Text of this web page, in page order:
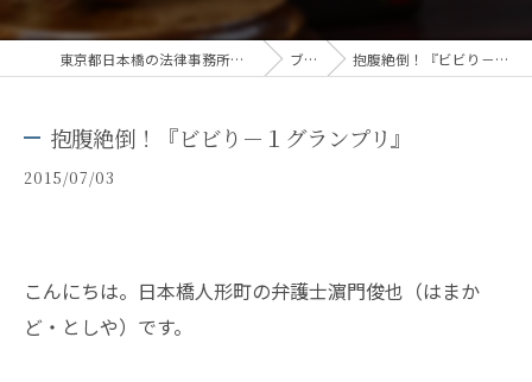
東京都日本橋の法律事務所なら弁護士 濵門俊也 ブログ 抱腹絶倒！『ビビり－１グランプリ』
抱腹絶倒！『ビビり－１グランプリ』
2015/07/03
こんにちは。日本橋人形町の弁護士濵門俊也（はまか
ど・としや）です。